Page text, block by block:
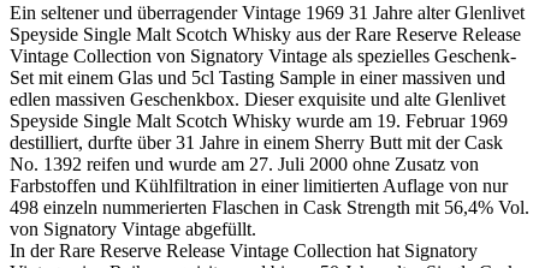
Ein seltener und überragender Vintage 1969 31 Jahre alter Glenlivet
Speyside Single Malt Scotch Whisky aus der Rare Reserve Release
Vintage Collection von Signatory Vintage als spezielles Geschenk-
Set mit einem Glas und 5cl Tasting Sample in einer massiven und
edlen massiven Geschenkbox. Dieser exquisite und alte Glenlivet
Speyside Single Malt Scotch Whisky wurde am 19. Februar 1969
destilliert, durfte über 31 Jahre in einem Sherry Butt mit der Cask
No. 1392 reifen und wurde am 27. Juli 2000 ohne Zusatz von
Farbstoffen und Kühlfiltration in einer limitierten Auflage von nur
498 einzeln nummerierten Flaschen in Cask Strength mit 56,4% Vol.
von Signatory Vintage abgefüllt.
In der Rare Reserve Release Vintage Collection hat Signatory